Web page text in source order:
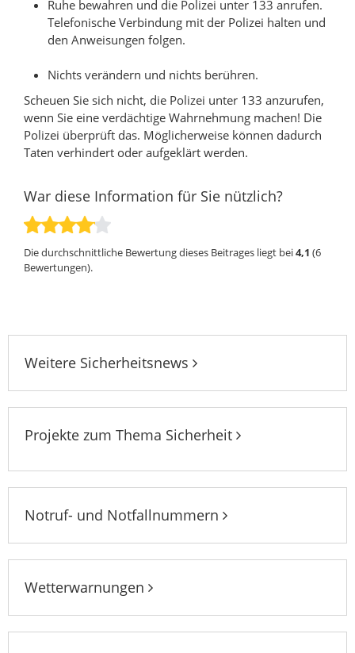
Ruhe bewahren und die Polizei unter 133 anrufen.
Telefonische Verbindung mit der Polizei halten und
den Anweisungen folgen.
Nichts verändern und nichts berühren.
Scheuen Sie sich nicht, die Polizei unter 133 anzurufen,
wenn Sie eine verdächtige Wahrnehmung machen! Die
Polizei überprüft das. Möglicherweise können dadurch
Taten verhindert oder aufgeklärt werden.
War diese Information für Sie nützlich?
Die durchschnittliche Bewertung dieses Beitrages liegt bei4,1 (6
Bewertungen).
Weitere Sicherheitsnews
Projekte zum Thema Sicherheit
Notruf- und Notfallnummern
Wetterwarnungen